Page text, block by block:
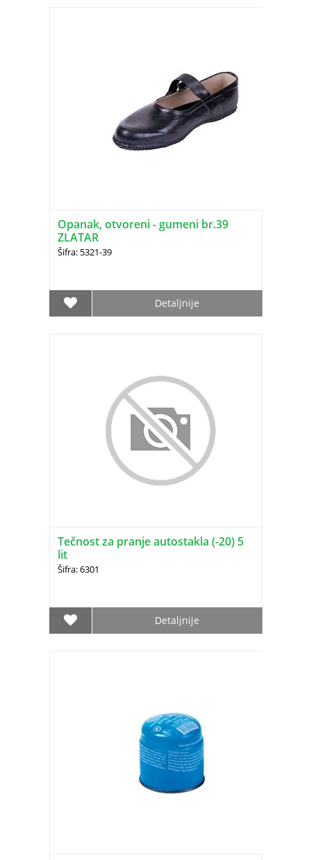
Opanak, otvoreni - gumeni br.39
ZLATAR
Šifra: 5321-39
Detaljnije
Tečnost za pranje autostakla (-20) 5
lit
Šifra: 6301
Detaljnije